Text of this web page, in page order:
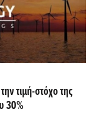
τιμή-στόχο της
30%